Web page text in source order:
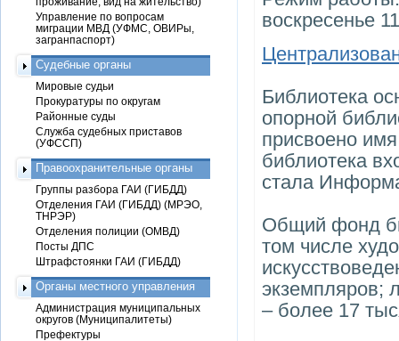
воскресенье
Библиотека
опорной
присвоено
библиотека
стала
Общий фонд
том числе
экземпляров;
– более 17
Управление по вопросам
миграции МВД (УФМС, ОВИРы,
загранпаспорт)
Судебные органы
Мировые судьи
Прокуратуры по округам
Районные суды
Служба судебных приставов
(УФССП)
Правоохранительные органы
Группы разбора ГАИ (ГИБДД)
Отделения ГАИ (ГИБДД) (МРЭО,
ТНРЭР)
Отделения полиции (ОМВД)
Посты ДПС
Штрафстоянки ГАИ (ГИБДД)
Органы местного управления
Администрация муниципальных
округов (Муниципалитеты)
Префектуры